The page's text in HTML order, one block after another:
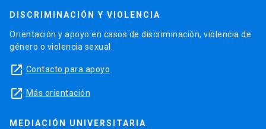
DISCRIMINACIÓN Y VIOLENCIA
Orientación y apoyo en casos de discriminación, violencia de
género o violencia sexual.
launch Contacto para apoyo
launch Más orientación
MEDIACIÓN UNIVERSITARIA